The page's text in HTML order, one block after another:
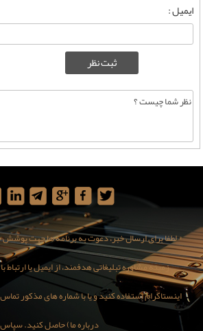
ایمیل :
* لطفا برای ارسال خبر، دعوت به برنامه ها جهت
زمینه مشاوره تبلیغاتی هدفمند، از ایمیل یا ارتباط
اینستاگرام استفاده کنید و یا با شماره های مذکور
درباره ما) حاصل کنید. سپاس